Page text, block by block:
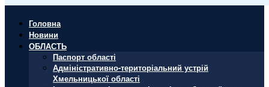
Головна
Новини
ОБЛАСТЬ
Паспорт області
Адміністративно-територіальний устрій
Хмельницької області